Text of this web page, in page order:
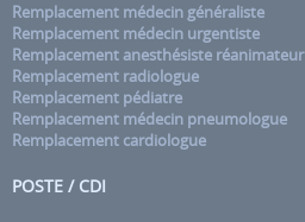
Remplacement médecin généraliste
Remplacement médecin urgentiste
Remplacement anesthésiste réanimateur
Remplacement radiologue
Remplacement pédiatre
Remplacement médecin pneumologue
Remplacement cardiologue
POSTE / CDI